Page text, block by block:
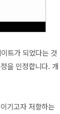
트가 되었다는 것
을 인정합니다. 개
기고자 저항하는